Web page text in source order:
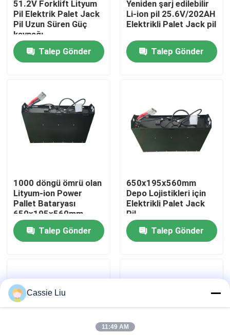
Ev
Hakkımızda
Fabrika turu
Bir teklif isteği
forklift lityum pil
48 Volt Lityum İyon Forklift Pil
51.2V Forklift Lityum
Pil Elektrik Palet Jack
Pil Uzun Süren Güç
kaynağı
Talep Gönder
Yeniden şarj edilebilir
Li-ion pil 25.6V/202AH
Elektrikli Palet Jack pil
Talep Gönder
1000 döngü ömrü olan
Lityum-ion Power
Pallet Bataryası
650x195x560mm
Talep Gönder
650x195x560mm
Depo Lojistikleri için
Elektrikli Palet Jack
Pil
Talep Gönder
Cassie Liu
11:49 AM